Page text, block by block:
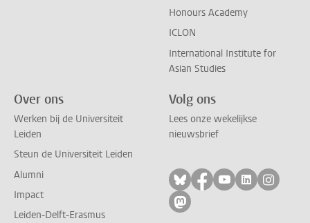
Honours Academy
ICLON
International Institute for
Asian Studies
Over ons
Werken bij de Universiteit
Leiden
Steun de Universiteit Leiden
Alumni
Impact
Leiden-Delft-Erasmus
Volg ons
Lees onze wekelijkse
nieuwsbrief
Volg ons op bluesky
Volg ons op
Volg ons op
Volg ons
Volg
Volg ons op mastodon